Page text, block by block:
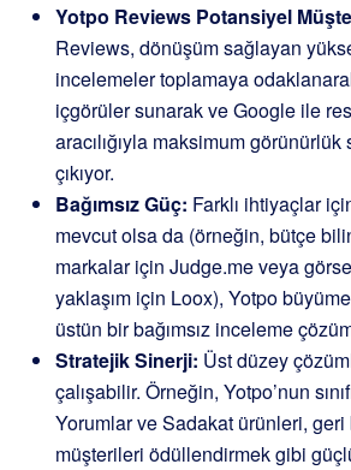
Yotpo Reviews Potansiyel
Reviews, dönüşüm sağlayan
incelemeler toplamaya
içgörüler sunarak ve Google ile
aracılığıyla maksimum
çıkıyor.
Bağımsız Güç: Farklı ihtiyaçlar
mevcut olsa da (örneğin, bütçe
markalar için Judge.me veya
yaklaşım için Loox), Yotpo
üstün bir bağımsız inceleme
Stratejik Sinerji: Üst düzey
çalışabilir. Örneğin, Yotpo’nun
Yorumlar ve Sadakat ürünleri,
müşterileri ödüllendirmek gibi